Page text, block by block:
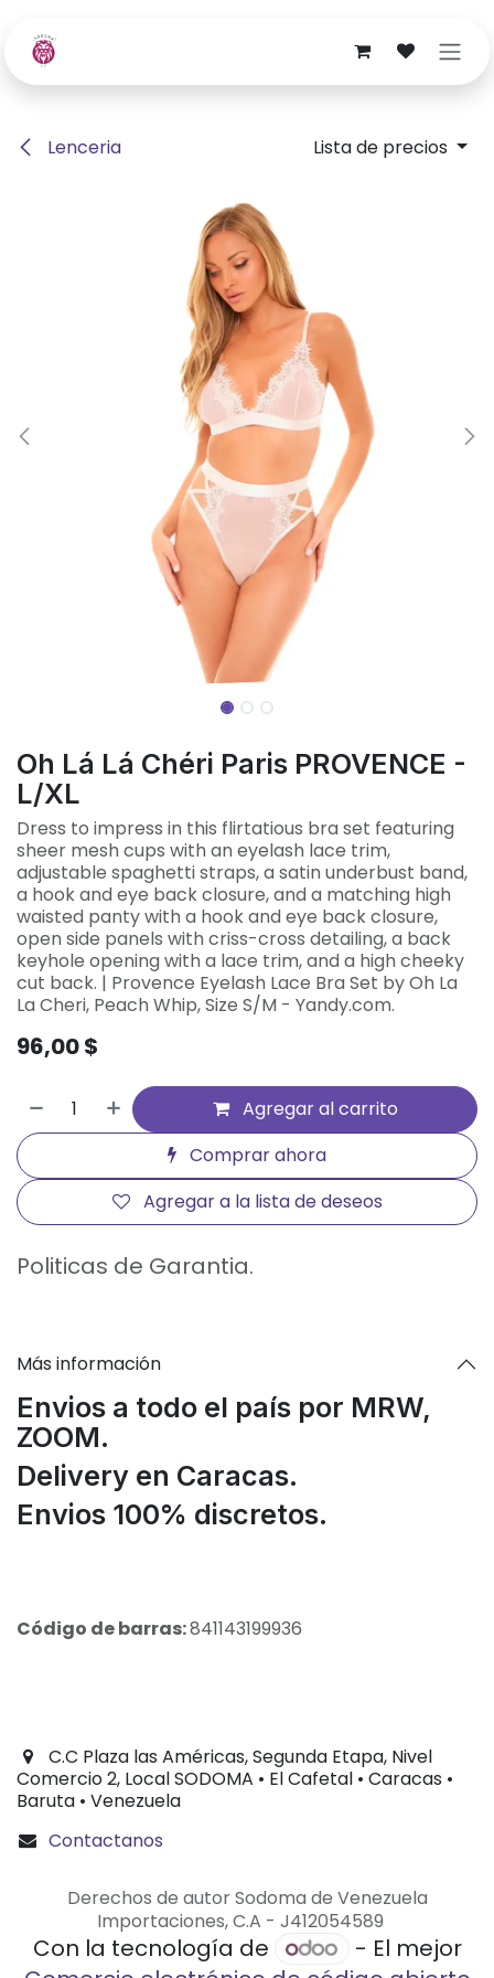
Lenceria Lista de precios
Oh Lá Lá Chéri Paris PROVENCE -
L/XL
Dress to impress in this flirtatious bra set featuring
sheer mesh cups with an eyelash lace trim,
adjustable spaghetti straps, a satin underbust band,
a hook and eye back closure, and a matching high
waisted panty with a hook and eye back closure,
open side panels with criss-cross detailing, a back
keyhole opening with a lace trim, and a high cheeky
cut back. | Provence Eyelash Lace Bra Set by Oh La
La Cheri, Peach Whip, Size S/M - Yandy.com.
96,00$
Agregar al carrito
Comprar ahora
Agregar a la lista de deseos
Politicas de Garantia.
Más información
Envios a todo el país por MRW,
ZOOM.
Delivery en Caracas.
Envios 100% discretos.
Código de barras:841143199936
C.C Plaza las Américas, Segunda Etapa, Nivel
Comercio 2, Local SODOMA • El Cafetal • Caracas •
Baruta • Venezuela
Contactanos
Derechos de autor Sodoma de Venezuela
Importaciones, C.A - J412054589
Con la tecnología de
- El mejor